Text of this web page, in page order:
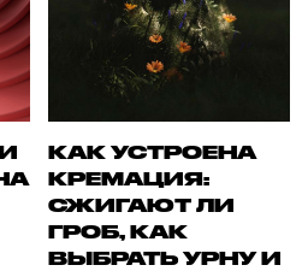
КАК УСТРОЕНА
КРЕМАЦИЯ:
СЖИГАЮТ ЛИ
ГРОБ, КАК
ВЫБРАТЬ УРНУ И